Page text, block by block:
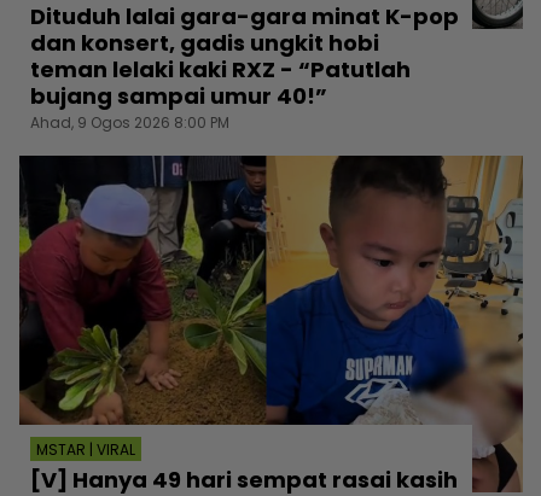
Dituduh lalai gara-gara minat K-pop
dan konsert, gadis ungkit hobi
teman lelaki kaki RXZ - “Patutlah
bujang sampai umur 40!”
Ahad, 9 Ogos 2026 8:00 PM
MSTAR | VIRAL
[V] Hanya 49 hari sempat rasai kasih